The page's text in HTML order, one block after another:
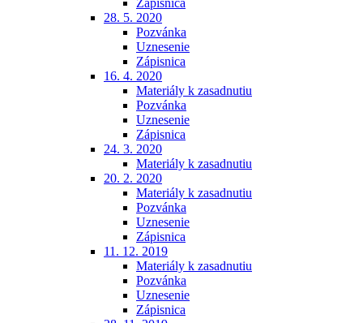
Zápisnica
28. 5. 2020
Pozvánka
Uznesenie
Zápisnica
16. 4. 2020
Materiály k zasadnutiu
Pozvánka
Uznesenie
Zápisnica
24. 3. 2020
Materiály k zasadnutiu
20. 2. 2020
Materiály k zasadnutiu
Pozvánka
Uznesenie
Zápisnica
11. 12. 2019
Materiály k zasadnutiu
Pozvánka
Uznesenie
Zápisnica